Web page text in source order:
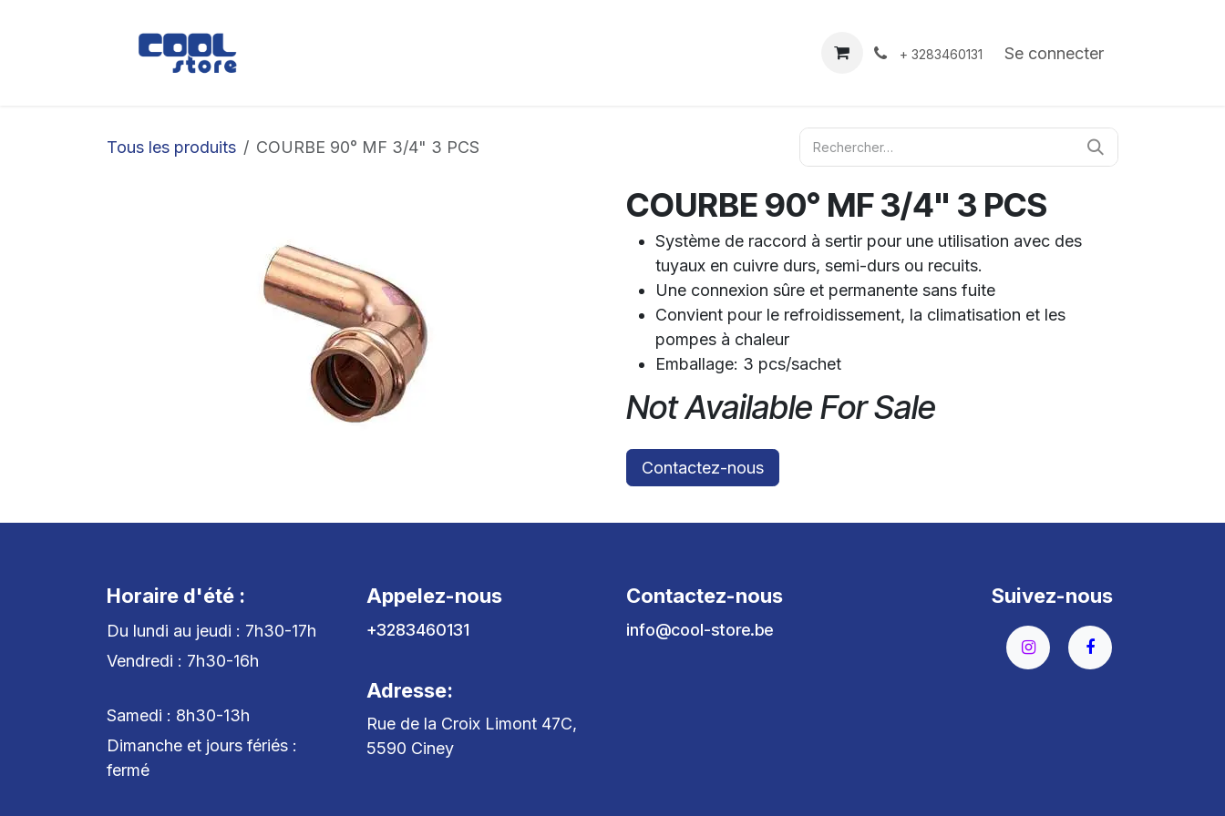
À propos Contact
+ 3283460131 Se connecter
Tous les produits COURBE 90° MF 3/4" 3 PCS
COURBE 90° MF 3/4" 3 PCS
Système de raccord à sertir pour une utilisation avec des
tuyaux en cuivre durs, semi-durs ou recuits.
Une connexion sûre et permanente sans fuite
Convient pour le refroidissement, la climatisation et les
pompes à chaleur
Emballage: 3 pcs/sachet
Not Available For Sale
Contactez-nous
Horaire d'été :
Du lundi au jeudi : 7h30-17h
Vendredi : 7h30-16h
Samedi : 8h30-13h
Dimanche et jours fériés :
fermé
Appelez-nous
+3283460131
Adresse:
Rue de la Croix Limont 47C,
5590 Ciney
Contactez-nous
info@cool-store.be
Suivez-nous